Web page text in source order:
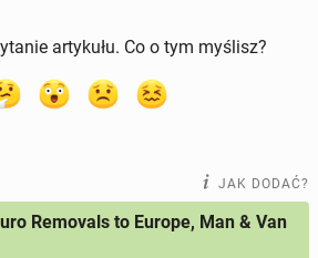
artykułu. Co o tym myślisz?
JAK DODAĆ?
Removals to Europe, Man & Van